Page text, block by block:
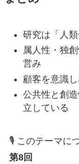
研究は「人
属人性・独
営み
顧客を意識
公共性と創
立している
🎙 このテーマに
第8回